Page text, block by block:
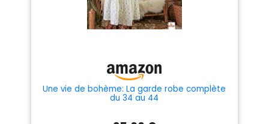
Une vie de bohème: La garde robe complète
du 34 au 44